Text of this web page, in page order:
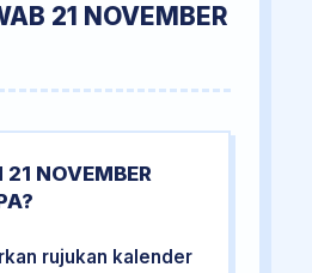
21 NOVEMBER
21 NOVEMBER
rujukan kalender